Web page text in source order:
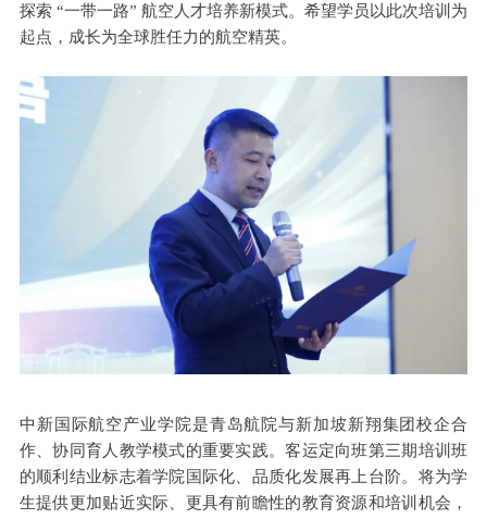
探索 “一带一路” 航空人才培养新模式。希望学员以此次培训为
起点，成长为全球胜任力的航空精英。
中新国际航空产业学院是青岛航院与新加坡新翔集团校企合
作、协同育人教学模式的重要实践。客运定向班第三期培训班
的顺利结业标志着学院国际化、品质化发展再上台阶。将为学
生提供更加贴近实际、更具有前瞻性的教育资源和培训机会，